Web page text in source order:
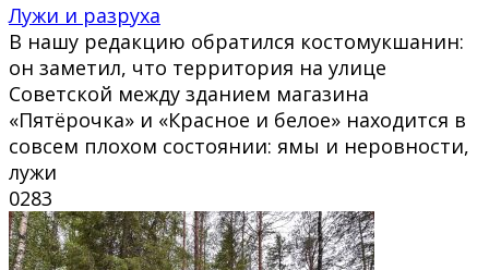
Лужи и разруха
В нашу редакцию обратился костомукшанин:
он заметил, что территория на улице
Советской между зданием магазина
«Пятёрочка» и «Красное и белое» находится в
совсем плохом состоянии: ямы и неровности,
лужи
0283